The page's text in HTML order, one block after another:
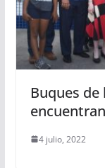
Buques de
4 julio, 2022